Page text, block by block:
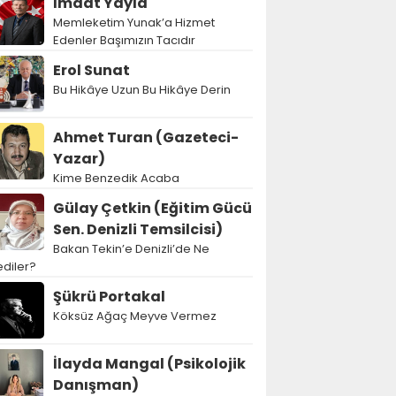
Memleketim Yunak’a Hizmet
Edenler Başımızın Tacıdır
Erol Sunat
Bu Hikâye Uzun Bu Hikâye Derin
Ahmet Turan (Gazeteci-
Yazar)
Kime Benzedik Acaba
Gülay Çetkin (Eğitim Gücü
Sen. Denizli Temsilcisi)
Bakan Tekin’e Denizli’de Ne
Şükrü Portakal
Köksüz Ağaç Meyve Vermez
İlayda Mangal (Psikolojik
Danışman)